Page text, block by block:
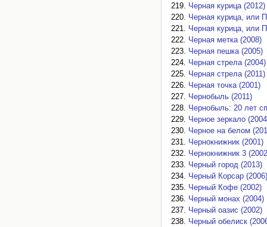
Черная курица (2012)
Черная курица, или
Черная курица, или
Черная метка (2008)
Черная пешка (2005)
Черная стрела (2004)
Черная стрела (2011)
Черная точка (2001)
Чернобыль (2011)
Чернобыль: 20 лет
Черное зеркало
Черное на белом
Чернокнижник (2001)
Чернокнижник 3
Черный город (2013)
Черный Корсар (2006)
Черный Кофе (2002)
Черный монах (2004)
Черный оазис (2002)
Черный обелиск